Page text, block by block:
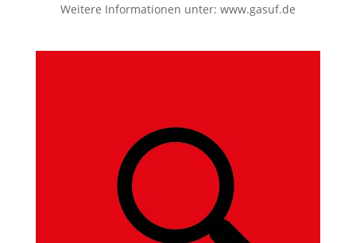
Weitere Informationen unter: www.gasuf.de